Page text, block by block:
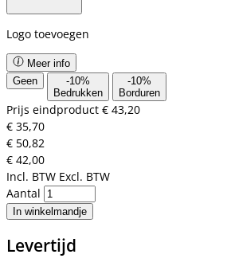
Logo toevoegen
Meer info
Geen
-10%
Bedrukken
-10%
Borduren
Prijs eindproduct € 43,20
€ 35,70
€ 50,82
€ 42,00
Incl. BTW Excl. BTW
Aantal
In winkelmandje
Levertijd